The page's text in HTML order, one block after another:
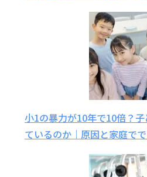
小1の暴力が10年で10倍？
ているのか｜原因と家庭で